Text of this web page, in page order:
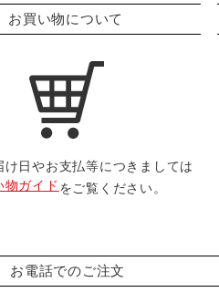
お買い物について
け日やお支払等につきましては
物ガイドをご覧ください。
お電話でのご注文